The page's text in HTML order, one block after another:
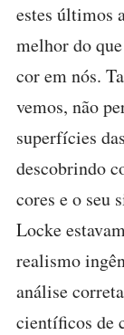
estes últimos
melhor do
cor em nós.
vemos, não
superfícies
descobrindo
cores e o seu
Locke
realismo
análise
científicos de